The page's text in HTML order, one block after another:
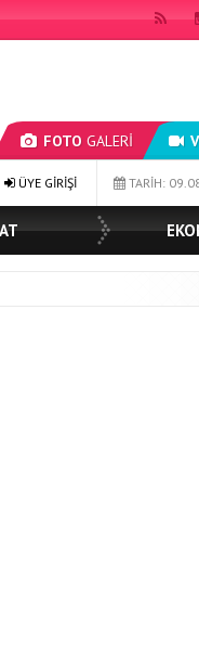
FOTO GALERİ
TOPAK: ‘SOSYAL
TARİH:
ÜYE GİRİŞİ